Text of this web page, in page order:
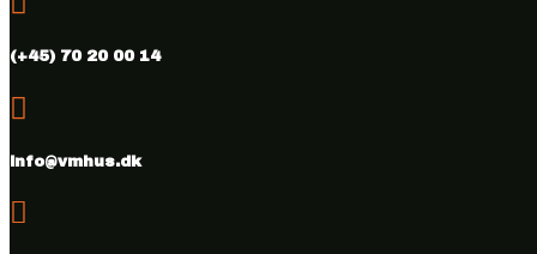
(+45) 70 20 00 14

info@vmhus.dk
